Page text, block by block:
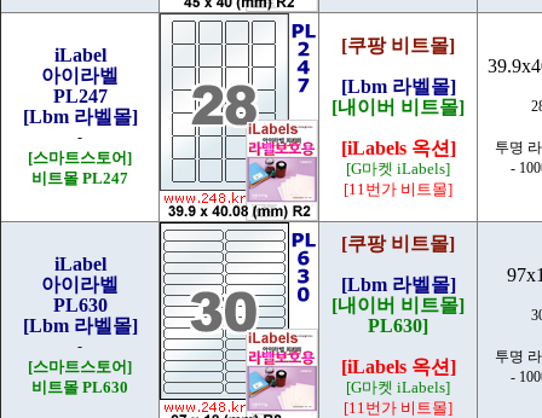
iLabel
아이라벨
PL247
[Lbm 라벨몰]
-
[스마트스토어]
비트몰 PL247
[쿠팡 비트몰]
[Lbm 라벨몰]
[내이버 비트몰]
[iLabels 옥션]
[G마켓 iLabels]
[11번가 비트몰]
투명
-
iLabel
아이라벨
PL630
[Lbm 라벨몰]
-
[스마트스토어]
비트몰 PL630
[쿠팡 비트몰]
[Lbm 라벨몰]
[내이버 비트몰]
PL630]
[iLabels 옥션]
[G마켓 iLabels]
[11번가 비트몰]
투명
-